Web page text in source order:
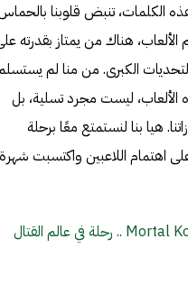
الكلمات، تنبض قلوبنا
الألعاب، هناك من يمتاز بقدرته
الكبرى. من منا لم
الألعاب، ليست مجرد تسلية، بل
هيا بنا لنستمتع معًا برحلة
اهتمام اللاعبين واكتسبت شهرة
إليك افضل العاب تشبه Mortal Kombat .. رحلة في عالم القتال